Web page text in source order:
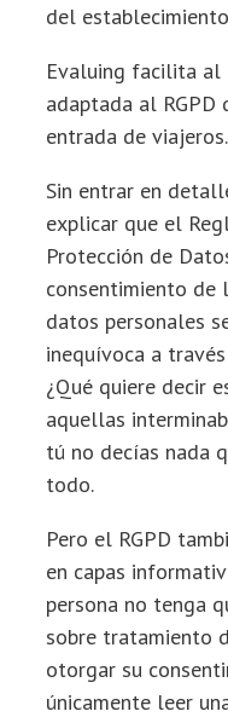
del
Evaluing facilita
adaptada al RGPD
entrada de viajeros.
Sin entrar en
explicar que el
Protección de
consentimiento de
datos personales
inequívoca a
¿Qué quiere decir
aquellas
tú no decías nada
todo.
Pero el RGPD
en capas
persona no tenga
sobre tratamiento
otorgar su
únicamente leer